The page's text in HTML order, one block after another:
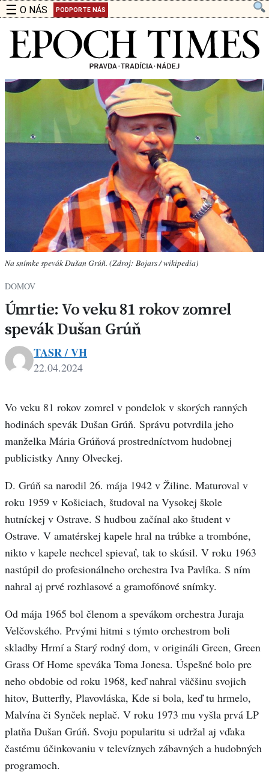
☰ O NÁS PODPORTE NÁS
Na snímke spevák Dušan Grúň. (Zdroj: Bojars / wikipedia)
DOMOV
Úmrtie: Vo veku 81 rokov zomrel
spevák Dušan Grúň
TASR / VH
22.04.2024
Vo veku 81 rokov zomrel v pondelok v skorých ranných
hodinách spevák Dušan Grúň. Správu potvrdila jeho
manželka Mária Grúňová prostredníctvom hudobnej
publicistky Anny Olveckej.
D. Grúň sa narodil 26. mája 1942 v Žiline. Maturoval v
roku 1959 v Košiciach, študoval na Vysokej škole
hutníckej v Ostrave. S hudbou začínal ako študent v
Ostrave. V amatérskej kapele hral na trúbke a trombóne,
nikto v kapele nechcel spievať, tak to skúsil. V roku 1963
nastúpil do profesionálneho orchestra Iva Pavlíka. S ním
nahral aj prvé rozhlasové a gramofónové snímky.
Od mája 1965 bol členom a spevákom orchestra Juraja
Velčovského. Prvými hitmi s týmto orchestrom boli
skladby Hrmí a Starý rodný dom, v origináli Green, Green
Grass Of Home speváka Toma Jonesa. Úspešné bolo pre
neho obdobie od roku 1968, keď nahral väčšinu svojich
hitov, Butterfly, Plavovláska, Kde si bola, keď tu hrmelo,
Malvína či Synček neplač. V roku 1973 mu vyšla prvá LP
platňa Dušan Grúň. Svoju popularitu si udržal aj vďaka
častému účinkovaniu v televíznych zábavných a hudobných
programoch.